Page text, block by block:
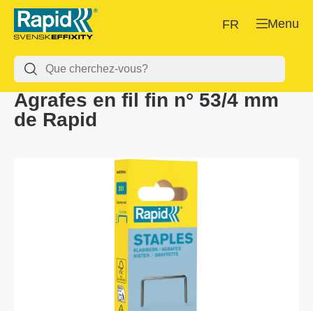
Menu
FR
Agrafes en fil fin n° 53/4 mm
de Rapid